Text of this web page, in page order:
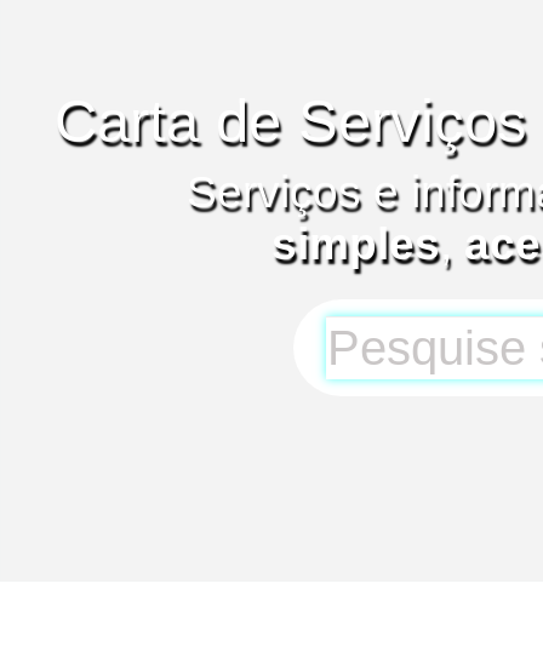
Carta de
Serviços e
simples,